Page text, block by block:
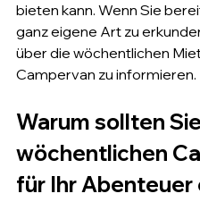
bieten kann. Wenn Sie
ganz eigene Art zu
über die wöchentlichen
Campervan zu informieren.
Warum sollten
wöchentlichen
für Ihr